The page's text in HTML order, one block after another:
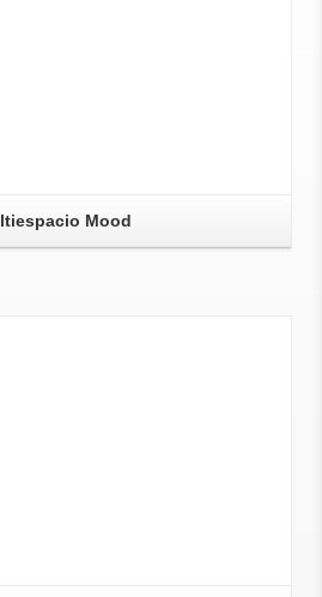
Mood